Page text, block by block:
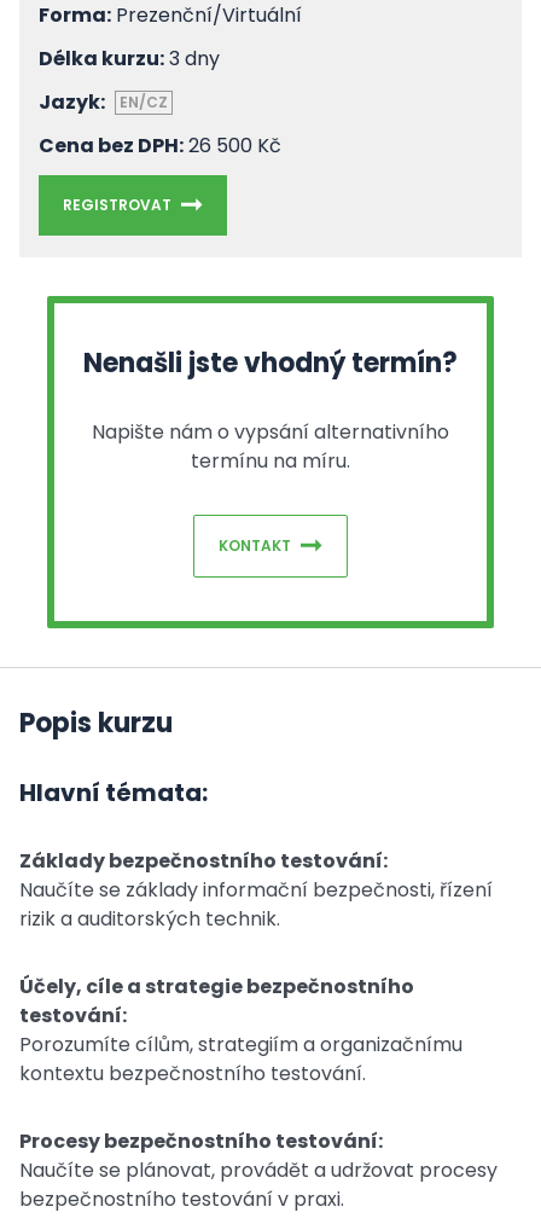
Forma: Prezenční/Virtuální
Délka kurzu:3 dny
Jazyk:
EN/CZ
Cena bez DPH:26 500 Kč
REGISTROVAT
Nenašli jste vhodný termín?
Napište nám o vypsání alternativního
termínu na míru.
KONTAKT
Popis kurzu
Hlavní témata:
Základy bezpečnostního testování:
Naučíte se základy informační bezpečnosti, řízení
rizik a auditorských technik.
Účely, cíle a strategie bezpečnostního
testování:
Porozumíte cílům, strategiím a organizačnímu
kontextu bezpečnostního testování.
Procesy bezpečnostního testování:
Naučíte se plánovat, provádět a udržovat procesy
bezpečnostního testování v praxi.